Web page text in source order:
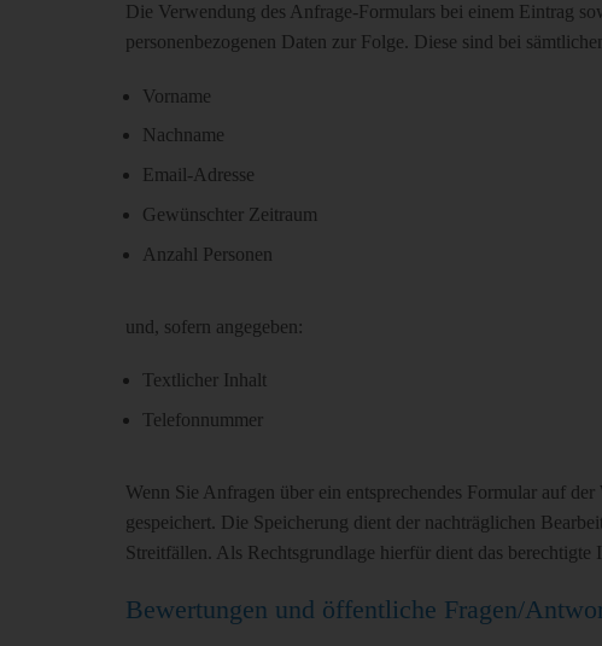
Die Verwendung des Anfrage-Formulars bei einem Eintrag
personenbezogenen Daten zur Folge. Diese sind bei
Vorname
Nachname
Email-Adresse
Gewünschter Zeitraum
Anzahl Personen
und, sofern angegeben:
Textlicher Inhalt
Telefonnummer
Wenn Sie Anfragen über ein entsprechendes Formular auf
gespeichert. Die Speicherung dient der nachträglichen
Streitfällen. Als Rechtsgrundlage hierfür dient das
Bewertungen und öffentliche Fragen/